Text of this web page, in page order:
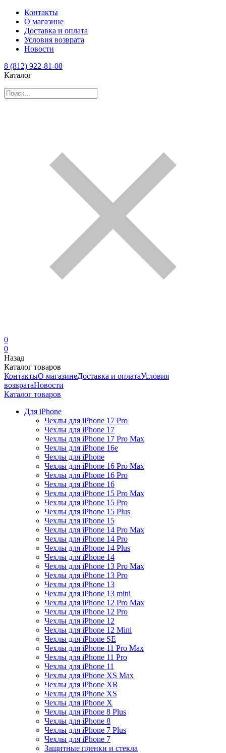
Контакты
О магазине
Доставка и оплата
Условия возврата
Новости
8 (812) 922-81-08
Каталог
0
0
Назад
Каталог товаров
КонтактыО магазинеДоставка и оплатаУсловия
возвратаНовости
Каталог товаров
Для iPhone
Чехлы для iPhone 17 Pro
Чехлы для iPhone 17
Чехлы для iPhone 17 Pro Max
Чехлы для iPhone 16e
Чехлы для iPhone
Чехлы для iPhone 16 Pro Max
Чехлы для iPhone 16 Pro
Чехлы для iPhone 16
Чехлы для iPhone 15 Pro Max
Чехлы для iPhone 15 Pro
Чехлы для iPhone 15 Plus
Чехлы для iPhone 15
Чехлы для iPhone 14 Pro Max
Чехлы для iPhone 14 Pro
Чехлы для iPhone 14 Plus
Чехлы для iPhone 14
Чехлы для iPhone 13 Pro Max
Чехлы для iPhone 13 Pro
Чехлы для iPhone 13
Чехлы для iPhone 13 mini
Чехлы для iPhone 12 Pro Max
Чехлы для iPhone 12 Pro
Чехлы для iPhone 12
Чехлы для iPhone 12 Mini
Чехлы для iPhone SE
Чехлы для iPhone 11 Pro Max
Чехлы для iPhone 11 Pro
Чехлы для iPhone 11
Чехлы для iPhone XS Max
Чехлы для iPhone XR
Чехлы для iPhone XS
Чехлы для iPhone X
Чехлы для iPhone 8 Plus
Чехлы для iPhone 8
Чехлы для iPhone 7 Plus
Чехлы для iPhone 7
Защитные пленки и стекла